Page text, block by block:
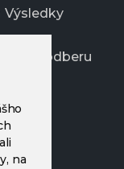
na
Výsledky
sa k odberu